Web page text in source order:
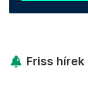
Friss hírek